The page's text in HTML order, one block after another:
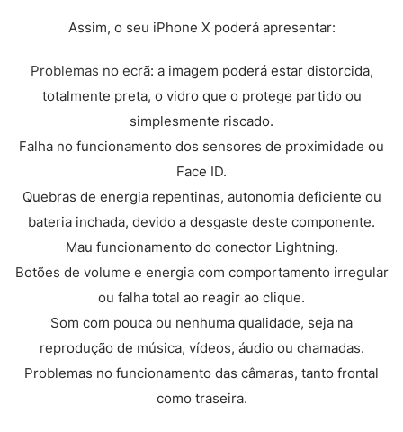
Assim, o seu iPhone X poderá apresentar:
Problemas no ecrã: a imagem poderá estar distorcida,
totalmente preta, o vidro que o protege partido ou
simplesmente riscado.
Falha no funcionamento dos sensores de proximidade ou
Face ID.
Quebras de energia repentinas, autonomia deficiente ou
bateria inchada, devido a desgaste deste componente.
Mau funcionamento do conector Lightning.
Botões de volume e energia com comportamento irregular
ou falha total ao reagir ao clique.
Som com pouca ou nenhuma qualidade, seja na
reprodução de música, vídeos, áudio ou chamadas.
Problemas no funcionamento das câmaras, tanto frontal
como traseira.